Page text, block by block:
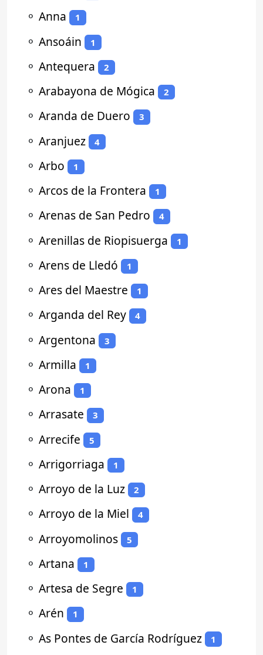
⚬ Anna 1
⚬ Ansoáin 1
⚬ Antequera 2
⚬ Arabayona de Mógica 2
⚬ Aranda de Duero 3
⚬ Aranjuez 4
⚬ Arbo 1
⚬ Arcos de la Frontera 1
⚬ Arenas de San Pedro 4
⚬ Arenillas de Riopisuerga 1
⚬ Arens de Lledó 1
⚬ Ares del Maestre 1
⚬ Arganda del Rey 4
⚬ Argentona 3
⚬ Armilla 1
⚬ Arona 1
⚬ Arrasate 3
⚬ Arrecife 5
⚬ Arrigorriaga 1
⚬ Arroyo de la Luz 2
⚬ Arroyo de la Miel 4
⚬ Arroyomolinos 5
⚬ Artana 1
⚬ Artesa de Segre 1
⚬ Arén 1
⚬ As Pontes de García Rodríguez 1